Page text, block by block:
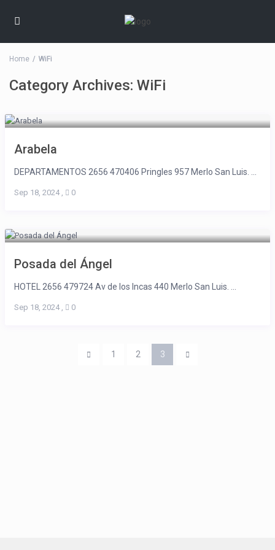
Home WiFi
Category Archives:WiFi
Arabela
DEPARTAMENTOS 2656 470406 Pringles 957 Merlo San Luis. ...
Sep 18, 2024, 0
Posada del Ángel
HOTEL 2656 479724 Av de los Incas 440 Merlo San Luis. ...
Sep 18, 2024, 0
1 2 3